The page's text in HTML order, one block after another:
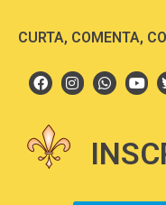
CURTA, COMENTA,